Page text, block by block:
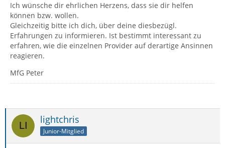
Ich wünsche dir ehrlichen Herzens, dass sie dir helfen
können bzw. wollen.
Gleichzeitig bitte ich dich, über deine diesbezügl.
Erfahrungen zu informieren. Ist bestimmt interessant zu
erfahren, wie die einzelnen Provider auf derartige Ansinnen
reagieren.
MfG Peter
lightchris
Junior-Mitglied